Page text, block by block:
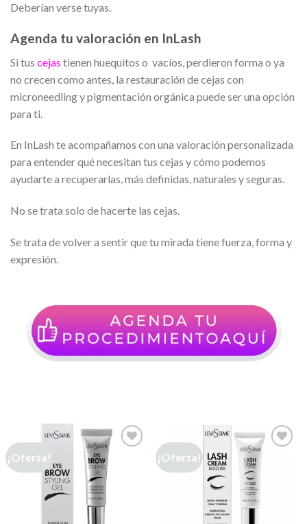
Deberían verse tuyas.
Agenda tu valoración en InLash
Si tus cejas tienen huequitos o vacíos, perdieron forma o ya
no crecen como antes, la restauración de cejas con
microneedling y pigmentación orgánica puede ser una opción
para ti.
En InLash te acompañamos con una valoración personalizada
para entender qué necesitan tus cejas y cómo podemos
ayudarte a recuperarlas, más definidas, naturales y seguras.
No se trata solo de hacerte las cejas.
Se trata de volver a sentir que tu mirada tiene fuerza, forma y
expresión.
¡Oferta! ¡Oferta!